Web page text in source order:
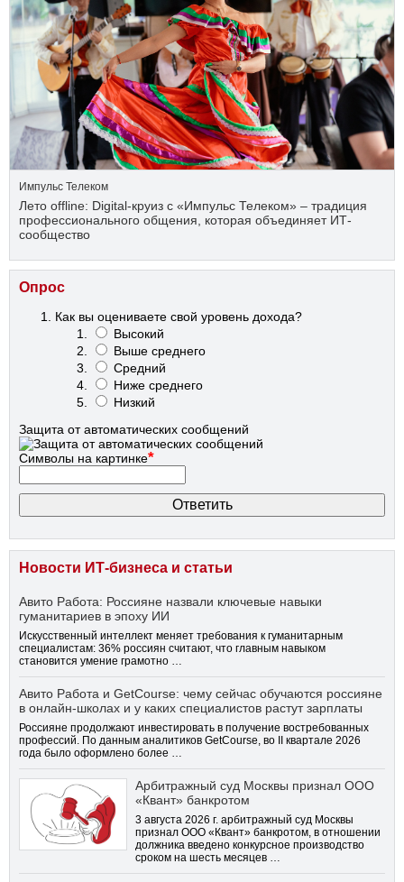
Импульс Телеком
Лето offline: Digital-круиз с «Импульс Телеком» – традиция
профессионального общения, которая объединяет ИТ-
сообщество
Опрос
Как вы оцениваете свой уровень дохода?
Высокий
Выше среднего
Средний
Ниже среднего
Низкий
Защита от автоматических сообщений
Символы на картинке*
Новости ИТ-бизнеса и статьи
Авито Работа: Россияне назвали ключевые навыки
гуманитариев в эпоху ИИ
Искусственный интеллект меняет требования к гуманитарным
специалистам: 36% россиян считают, что главным навыком
становится умение грамотно …
Авито Работа и GetCourse: чему сейчас обучаются россияне
в онлайн-школах и у каких специалистов растут зарплаты
Россияне продолжают инвестировать в получение востребованных
профессий. По данным аналитиков GetCourse, во II квартале 2026
года было оформлено более …
Арбитражный суд Москвы признал ООО
«Квант» банкротом
3 августа 2026 г. арбитражный суд Москвы
признал ООО «Квант» банкротом, в отношении
должника введено конкурсное производство
сроком на шесть месяцев …